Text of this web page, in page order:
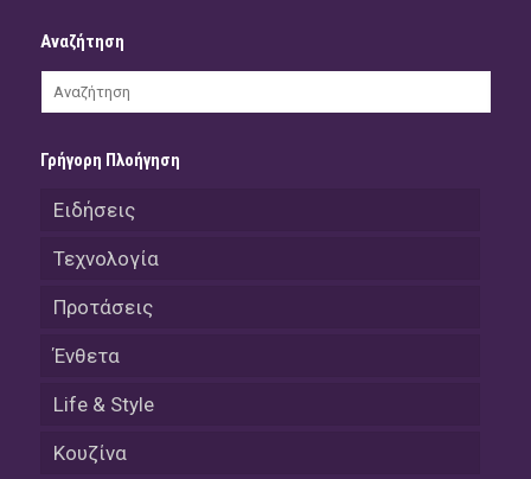
Αναζήτηση
Γρήγορη Πλοήγηση
Ειδήσεις
Τεχνολογία
Προτάσεις
Ένθετα
Life & Style
Κουζίνα